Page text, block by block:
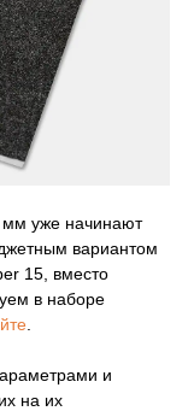
уже начинают
вариантом
15, вместо
в наборе
и
на их